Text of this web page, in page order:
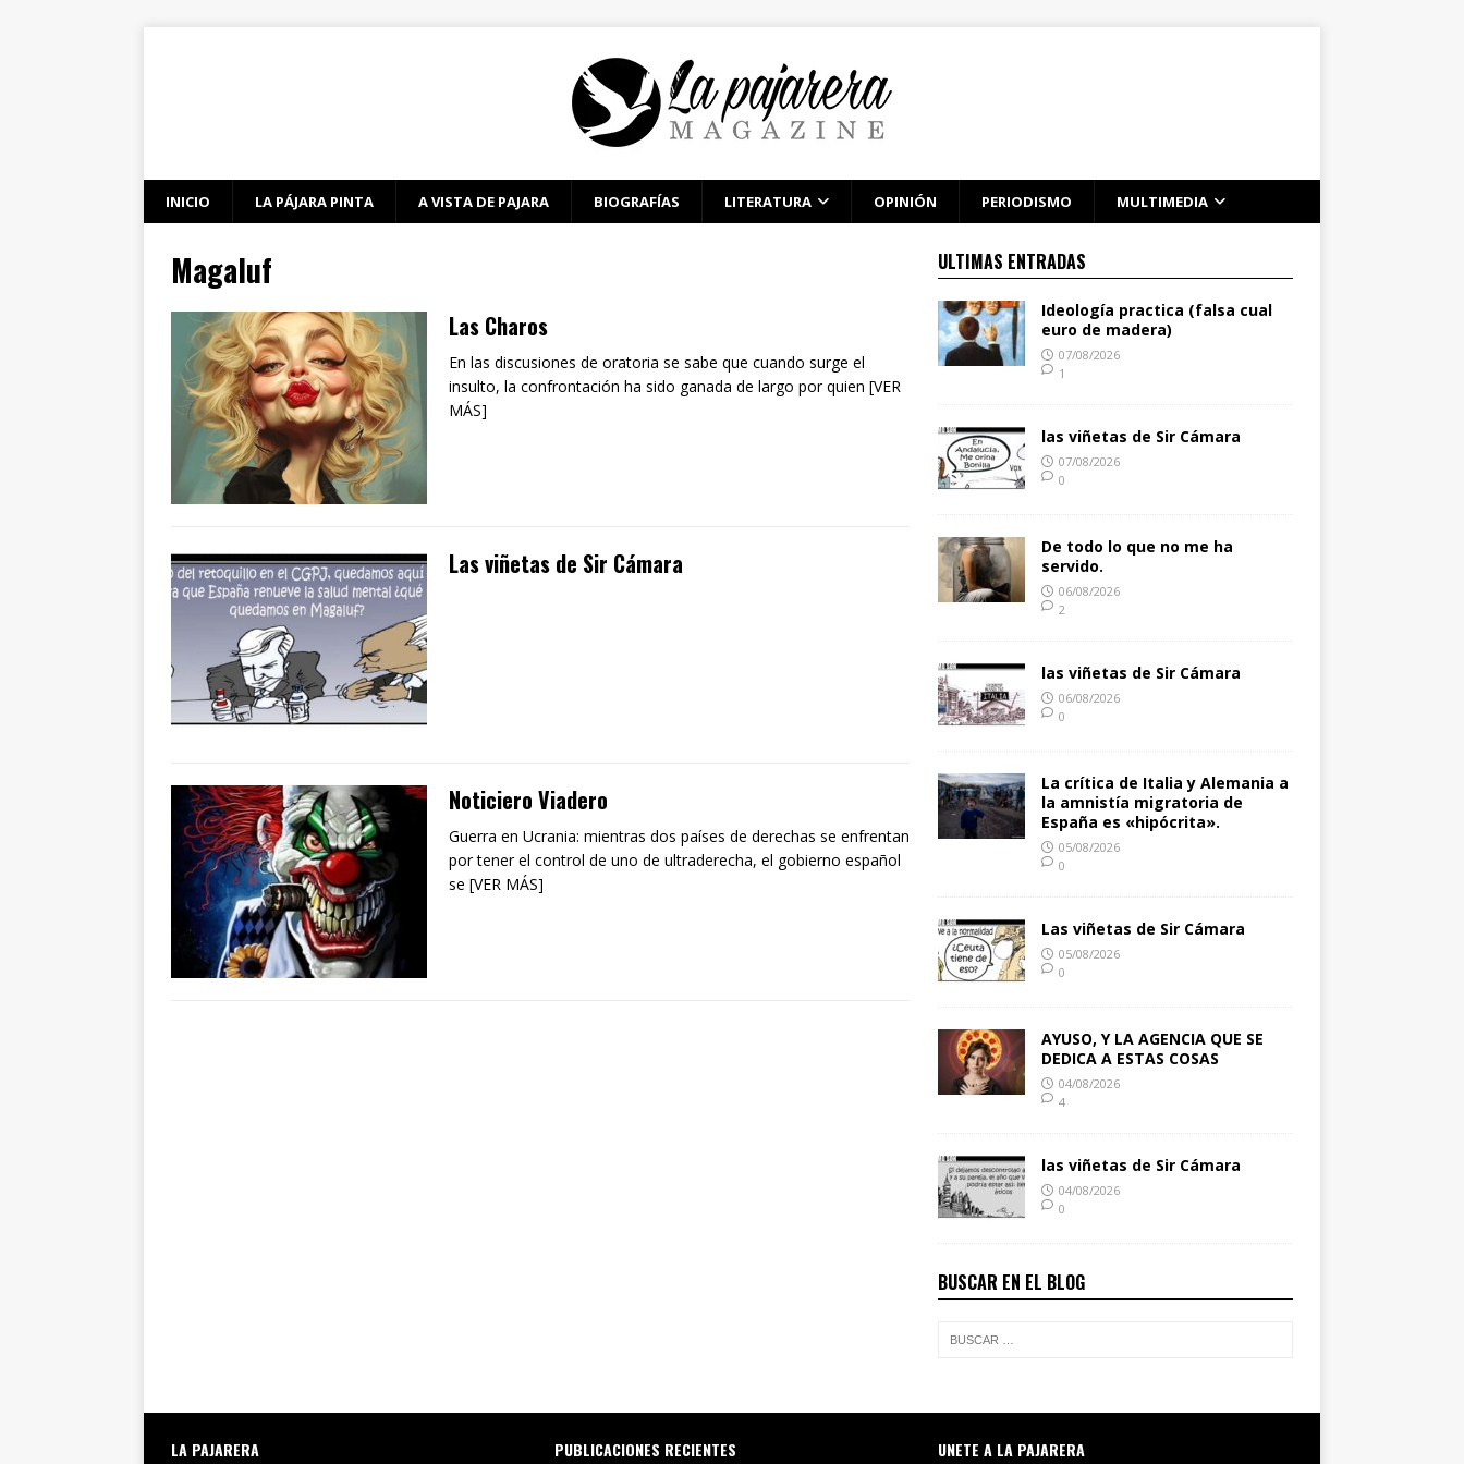
INICIO LA PÁJARA PINTA A VISTA DE PAJARA BIOGRAFÍAS LITERATURA OPINIÓN PERIODISMO MULTIMEDIA
Magaluf
Las Charos
En las discusiones de oratoria se sabe que cuando surge el
insulto, la confrontación ha sido ganada de largo por quien [VER
MÁS]
Las viñetas de Sir Cámara
Noticiero Viadero
Guerra en Ucrania: mientras dos países de derechas se enfrentan
por tener el control de uno de ultraderecha, el gobierno español
se [VER MÁS]
ULTIMAS ENTRADAS
Ideología practica (falsa cual
euro de madera)
07/08/2026
1
las viñetas de Sir Cámara
07/08/2026
0
De todo lo que no me ha
servido.
06/08/2026
2
las viñetas de Sir Cámara
06/08/2026
0
La crítica de Italia y Alemania a
la amnistía migratoria de
España es «hipócrita».
05/08/2026
0
Las viñetas de Sir Cámara
05/08/2026
0
AYUSO, Y LA AGENCIA QUE SE
DEDICA A ESTAS COSAS
04/08/2026
4
las viñetas de Sir Cámara
04/08/2026
0
BUSCAR EN EL BLOG
LA PAJARERA PUBLICACIONES RECIENTES UNETE A LA PAJARERA